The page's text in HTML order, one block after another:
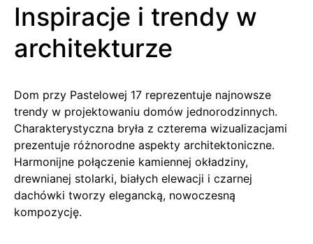
Inspiracje i trendy w
architekturze
Dom przy Pastelowej 17 reprezentuje najnowsze
trendy w projektowaniu domów jednorodzinnych.
Charakterystyczna bryła z czterema wizualizacjami
prezentuje różnorodne aspekty architektoniczne.
Harmonijne połączenie kamiennej okładziny,
drewnianej stolarki, białych elewacji i czarnej
dachówki tworzy elegancką, nowoczesną
kompozycję.